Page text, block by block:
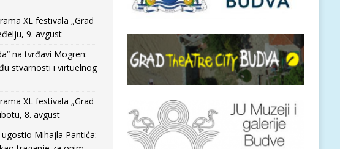
XL festivala „Grad
9. avgust
na tvrđavi Mogren:
stvarnosti i virtuelnog
XL festivala „Grad
8. avgust
Mihajla Pantića: